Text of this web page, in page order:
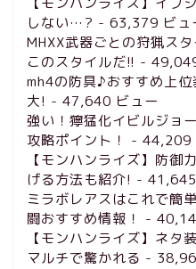
しない…? - 63,379 ビュ
MHXX武器ごとの狩猟ス
このスタイルだ!! -
mh4の防具♪おすすめ上
大! - 47,640 ビュー
強い！獰猛化イビルジョ
攻略ポイント！
- 44,209
【モンハンライズ】防御
げる方法も紹介! -
ミラボレアスはこれで簡
闘おすすめ情報！
-
【モンハンライズ】ネタ
マルチで驚かれる -